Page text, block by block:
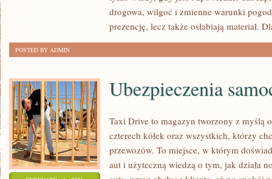
SPORTOWE
drogowa, wilgoć i zmienne warunki
prezencję, lecz także osłabiają materiał.
POSTED BY ADMIN
Ubezpieczenia
Taxi Drive to magazyn tworzony z myślą
czterech kółek oraz wszystkich, którzy
przewozów. To miejsce, w którym
aut i użyteczną wiedzą o tym, jak działa